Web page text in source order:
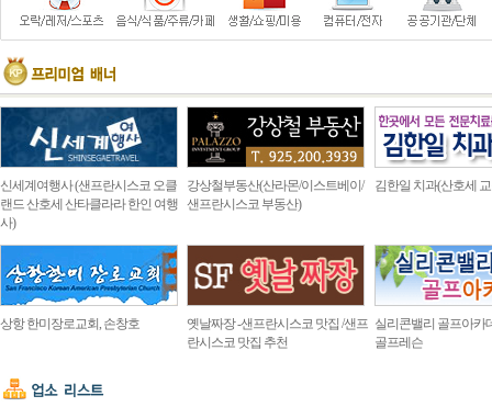
신세계여행사 (샌프란시스코 오클
랜드 산호세 산타클라라 한인 여행
사)
강상철부동산(산라몬/이스트베이/
샌프란시스코 부동산)
김한일 치과(산호세
상항 한미장로교회, 손창호
옛날짜장 -샌프란시스코 맛집 /샌프
란시스코 맛집 추천
실리콘밸리 골프아카
골프레슨